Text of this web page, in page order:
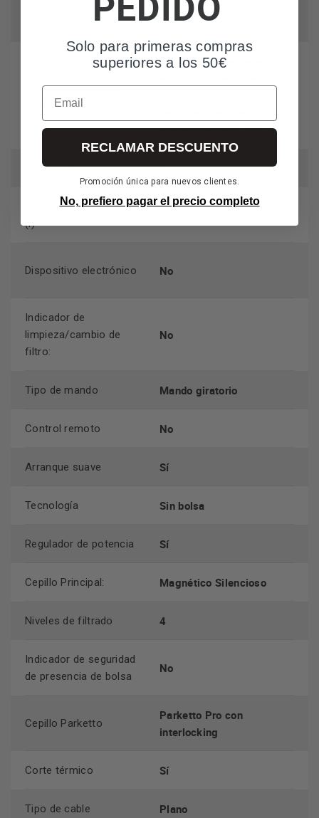
sea en posición horizontal
o vertical.
Cepillo para suelos
delicados
Cepillo especial para
madera, mármol, etc.
PerRecPlastic 0
Capacidad del depósito
(l)
Dispositivo electrónico No
Indicador de
limpieza/cambio de
filtro:
No
Tipo de mando Mando giratorio
Control remoto No
Arranque suave Sí
Tecnología Sin bolsa
Regulador de potencia Sí
Cepillo Principal: Magnético Silencioso
Niveles de filtrado 4
Indicador de seguridad
de presencia de bolsa
No
Cepillo Parketto
Parketto Pro con
interlocking
Corte térmico Sí
Tipo de cable Plano
Solo para primeras compras
superiores a los 50€
Email
RECLAMAR DESCUENTO
Promoción única para nuevos clientes.
No, prefiero pagar el precio completo